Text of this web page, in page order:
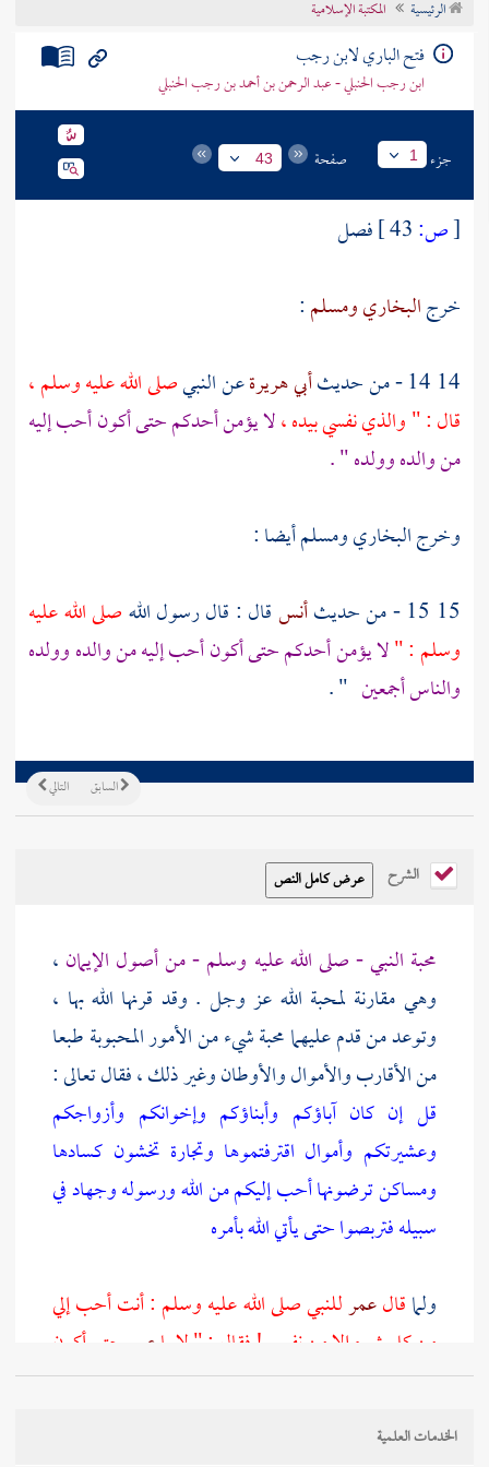
تراجم الأعلام
الرئيسية المكتبة الإسلامية
فتح الباري لابن رجب
ابن رجب الحنبلي - عبد الرحمن بن أحمد بن رجب الحنبلي
جزء 1 صفحة 43
[ص:
فصل
خرجالبخاريومسلم:
14 14 - من حديث
أبي هريرةعن النبيصلى الله عليه وسلم ،
قال : " والذي نفسي بيده ،لا يؤمن أحدكم حتى أكون أحب إليه
من والده وولده " .
وخرج البخاري ومسلم أيضا :
15 15 - من حديث
أنسقال : قال رسول اللهصلى الله عليه
وسلم : "لا يؤمن أحدكم حتى أكون أحب إليه من والده وولده
والناس أجمعين " .
التالي السابق
الشرح
محبة النبي - صلى الله عليه وسلم - من أصول الإيمان ،
وهي مقارنة لمحبة الله عز وجل . وقد قرنها الله بها ،
وتوعد من قدم عليهما محبة شيء من الأمور المحبوبة طبعا
من الأقارب والأموال والأوطان وغير ذلك ، فقال تعالى :
قل إن كان آباؤكم وأبناؤكم وإخوانكم وأزواجكم
وعشيرتكم وأموال اقترفتموها وتجارة تخشون كسادها
ومساكن ترضونها أحب إليكم من الله ورسوله وجهاد في
سبيله فتربصوا حتى يأتي الله بأمره
ولماقالعمرللنبي صلى الله عليه وسلم : أنت أحب إلي
من كل شيء إلا من نفسي ! فقال : " لا ياعمر
حتى أكون
أحب إليك من نفسك ! " فقالعمر: والله ، أنت الآن
أحب إلي من نفسي ! قال : " الآن يا
الخدمات العلمية